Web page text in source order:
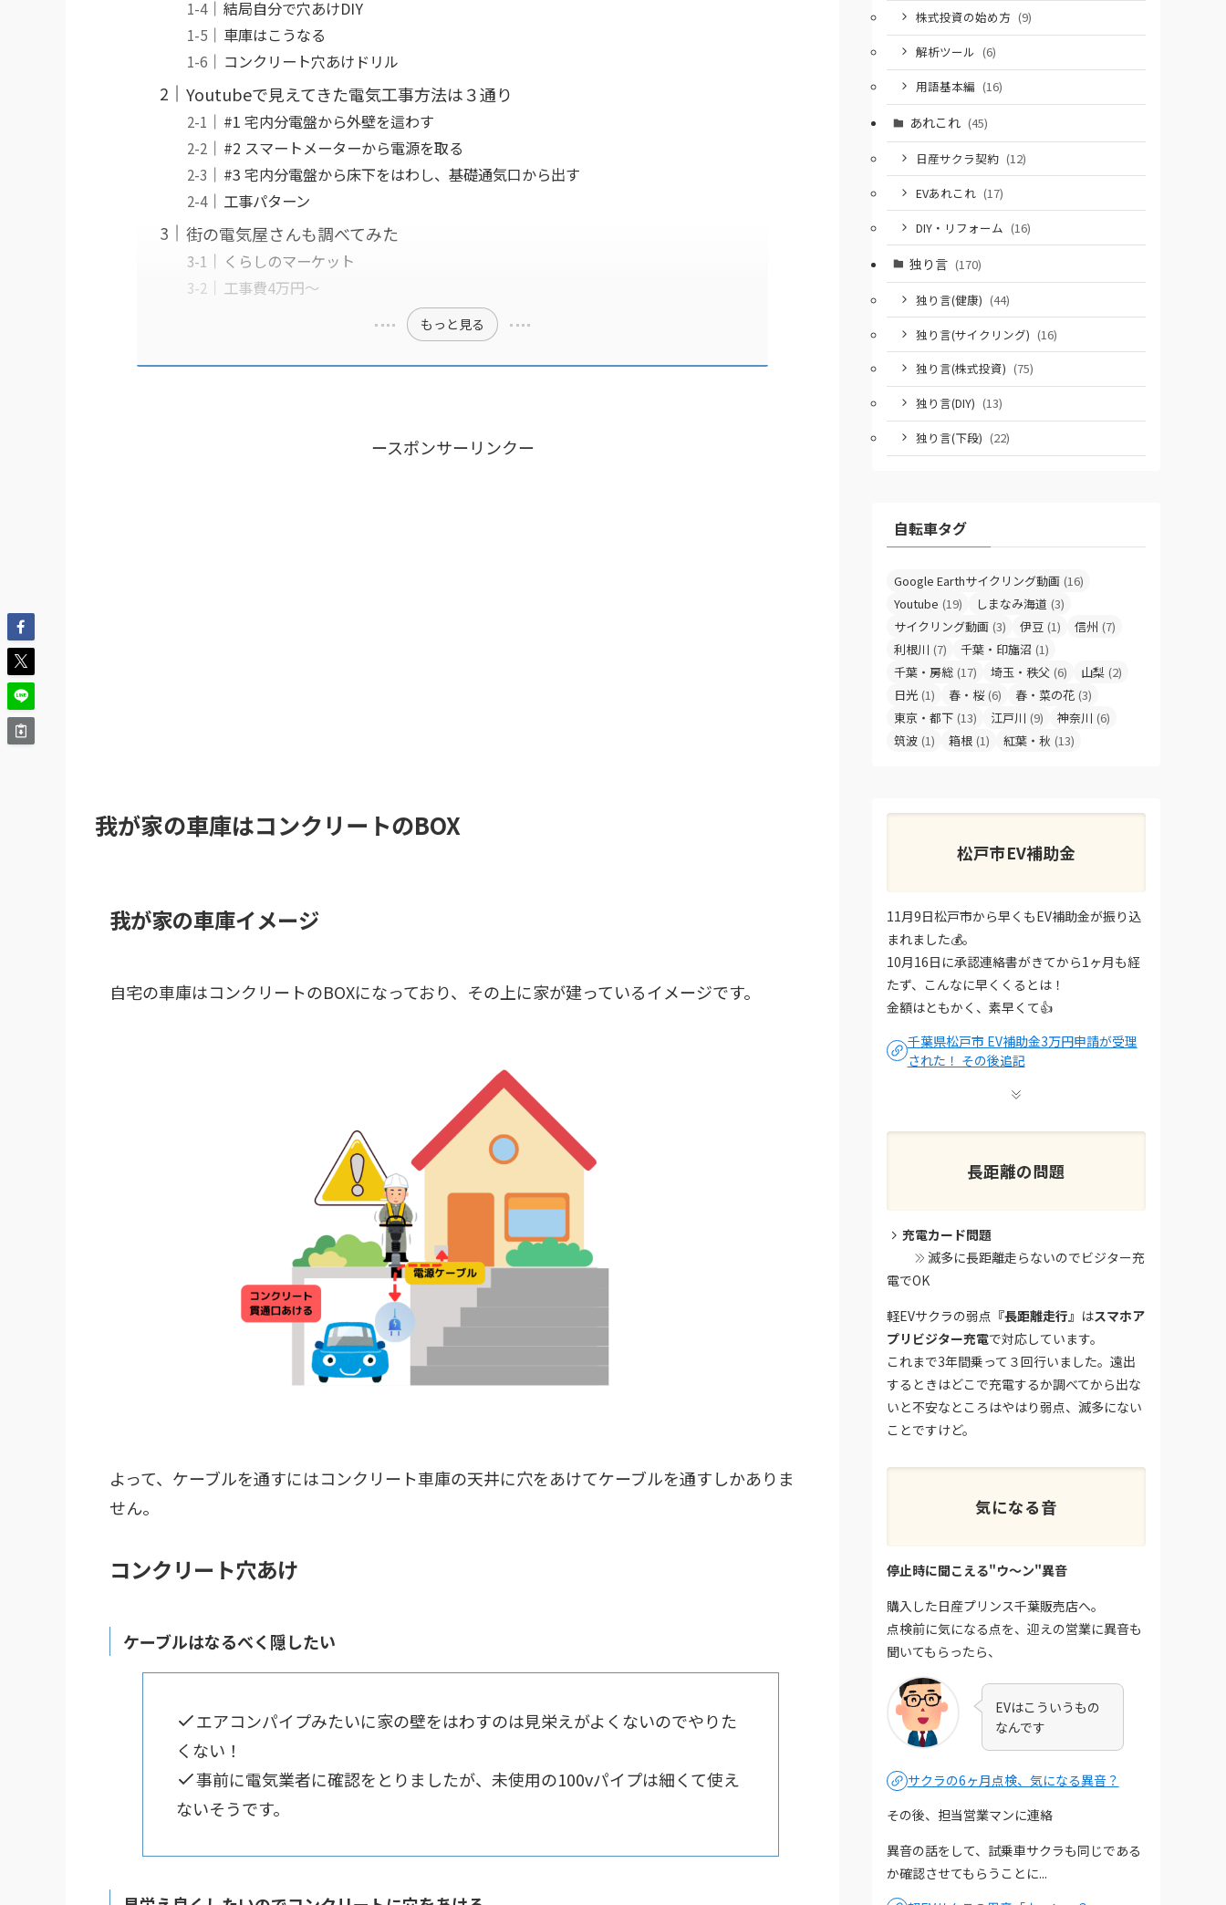
結局自分で穴あけDIY
車庫はこうなる
コンクリート穴あけドリル
Youtubeで見えてきた電気工事方法は３通り
#1 宅内分電盤から外壁を這わす
#2 スマートメーターから電源を取る
#3 宅内分電盤から床下をはわし、基礎通気口から出す
工事パターン
街の電気屋さんも調べてみた
くらしのマーケット
工事費4万円〜
もっと見る
ースポンサーリンクー
我が家の車庫はコンクリートのBOX
我が家の車庫イメージ
自宅の車庫はコンクリートのBOXになっており、その上に家が建っているイメージです。
よって、ケーブルを通すにはコンクリート車庫の天井に穴をあけてケーブルを通すしかありま
せん。
コンクリート穴あけ
ケーブルはなるべく隠したい
エアコンパイプみたいに家の壁をはわすのは見栄えがよくないのでやりた
くない！
事前に電気業者に確認をとりましたが、未使用の100vパイプは細くて使え
ないそうです。
株式投資の始め方 (9)
解析ツール (6)
用語基本編 (16)
あれこれ (45)
日産サクラ契約 (12)
EVあれこれ (17)
DIY・リフォーム (16)
独り言 (170)
独り言(健康) (44)
独り言(サイクリング) (16)
独り言(株式投資) (75)
独り言(DIY) (13)
独り言(下段) (22)
自転車タグ
Google Earthサイクリング動画 (16)
Youtube (19) しまなみ海道 (3)
サイクリング動画 (3) 伊豆 (1) 信州 (7)
利根川 (7) 千葉・印旛沼 (1)
千葉・房総 (17) 埼玉・秩父 (6) 山梨 (2)
日光 (1) 春・桜 (6) 春・菜の花 (3)
東京・都下 (13) 江戸川 (9) 神奈川 (6)
筑波 (1) 箱根 (1) 紅葉・秋 (13)
松戸市EV補助金
11月9日松戸市から早くもEV補助金が振り込
まれました💰。
10月16日に承認連絡書がきてから1ヶ月も経
たず、こんなに早くくるとは！
金額はともかく、素早くて👍
千葉県松戸市 EV補助金3万円申請が受理
された！ その後追記
長距離の問題
充電カード問題
滅多に長距離走らないのでビジター充
電でOK
軽EVサクラの弱点 『長距離走行』 はスマホア
プリビジター充電で対応しています。
これまで3年間乗って３回行いました。遠出
するときはどこで充電するか調べてから出な
いと不安なところはやはり弱点、滅多にない
ことですけど。
気になる音
停止時に聞こえる"ウ〜ン"異音
購入した日産プリンス千葉販売店へ。
点検前に気になる点を、迎えの営業に異音も
聞いてもらったら、
EVはこういうもの
なんです
サクラの6ヶ月点検、気になる異音？
その後、担当営業マンに連絡
異音の話をして、試乗車サクラも同じである
か確認させてもらうことに...